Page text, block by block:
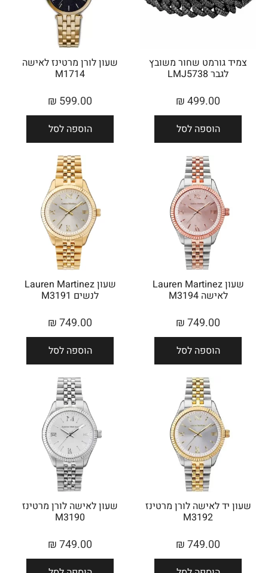
צמיד גורמט שחור משובץ
לגבר LMJ5738
499.00
₪
הוספה לסל
שעון לורן מרטינז לאישה
M1714
599.00
₪
הוספה לסל
שעון Lauren Martinez
לאישה M3194
749.00
₪
הוספה לסל
שעון Lauren Martinez
לנשים M3191
749.00
₪
הוספה לסל
שעון יד לאישה לורן מרטינז
M3192
749.00
₪
שעון לאישה לורן מרטינז
M3190
749.00
₪